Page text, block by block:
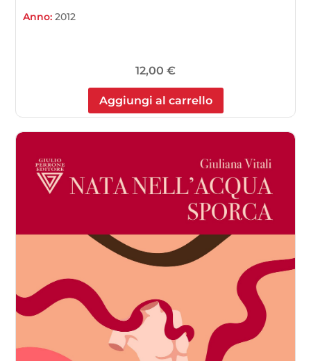
Anno:2012
12,00 €
Aggiungi al carrello